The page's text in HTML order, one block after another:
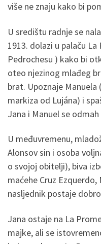
više ne znaju kako bi
U središtu radnje se
1913. dolazi u palaču
Pedrochesu ) kako bi
oteo njezinog mlađeg
brat. Upoznaje Manuela
markiza od Lujána) i
Jana i Manuel se
U međuvremenu,
Alonsov sin i osoba
o svojoj obitelji), biva
maćehe Cruz
nasljednik postaje
Jana ostaje na La
majke, ali se